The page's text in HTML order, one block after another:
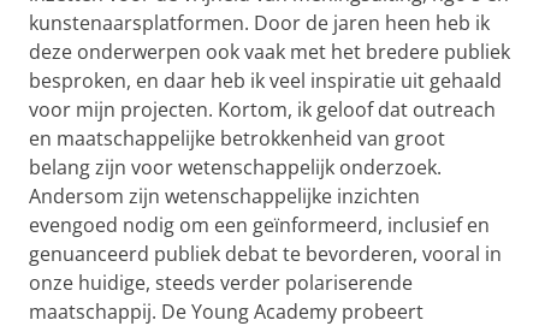
kunstenaarsplatformen. Door de jaren heen heb ik
deze onderwerpen ook vaak met het bredere publiek
besproken, en daar heb ik veel inspiratie uit gehaald
voor mijn projecten. Kortom, ik geloof dat outreach
en maatschappelijke betrokkenheid van groot
belang zijn voor wetenschappelijk onderzoek.
Andersom zijn wetenschappelijke inzichten
evengoed nodig om een geïnformeerd, inclusief en
genuanceerd publiek debat te bevorderen, vooral in
onze huidige, steeds verder polariserende
maatschappij. De Young Academy probeert